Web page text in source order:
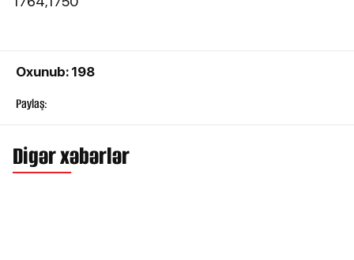
Oxunub: 198
Paylaş:
Digər xəbərlər